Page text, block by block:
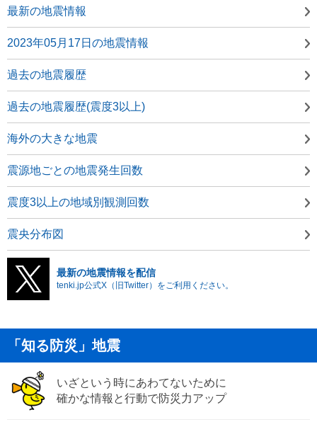
最新の地震情報
2023年05月17日の地震情報
過去の地震履歴
過去の地震履歴(震度3以上)
海外の大きな地震
震源地ごとの地震発生回数
震度3以上の地域別観測回数
震央分布図
最新の地震情報を配信
tenki.jp公式X（旧Twitter）をご利用ください。
「知る防災」地震
いざという時にあわてないために
確かな情報と行動で防災力アップ